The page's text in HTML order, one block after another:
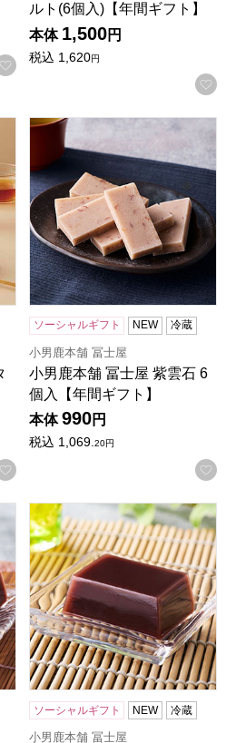
お気に入りに登録する
ルト(6個入)【年間ギフト】
本体 1,500円
税込 1,620円
ト(8個入)【年間ギフト】
お気に入りに登録する
小男鹿本舗 冨士屋 紫雲石 6
ソーシャルギフト NEW 冷蔵
小男鹿本舗 冨士屋
小男鹿本舗 冨士屋 紫雲石 6
個入【年間ギフト】
本体 990円
税込 1,069.20円
個入【年間ギフト】
小男鹿本舗 冨士屋 水羊羹 6
ソーシャルギフト NEW 冷蔵
小男鹿本舗 冨士屋